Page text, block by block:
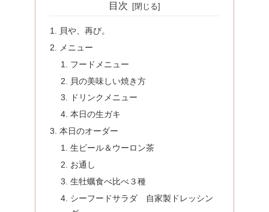
目次
貝や、再び。
メニュー
フードメニュー
貝の美味しい焼き方
ドリンクメニュー
本日の生ガキ
本日のオーダー
生ビール＆ウーロン茶
お通し
生牡蠣食べ比べ３種
シーフードサラダ 自家製ドレッシン